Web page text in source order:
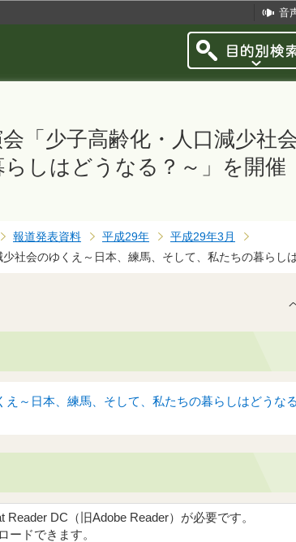
音
「少子高齢化・人口減少社
しはどうなる？～」を開催
報道発表資料 平成29年
平成29年3月
社会のゆくえ～日本、練馬、そして、私たちの暮らし
～日本、練馬、そして、私たちの暮らしはどうな
DC（旧Adobe Reader）が必要です。
ードできます。